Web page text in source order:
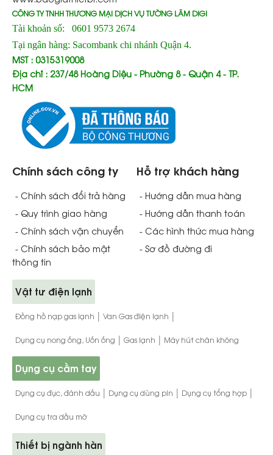
CÔNG TY TNHH THƯƠNG MẠI DỊCH VỤ TƯỜNG LÂM DIGI
Tài khoản số: 0601 9573 2674
Tại ngân hàng: Sacombank chi nhánh Quận 4.
MST : 0315319008
Địa chỉ : 237/48 Hoàng Diệu - Phường 8 - Quận 4 - TP.
HCM
Chính sách công ty
- Chính sách đổi trả hàng
- Quy trình giao hàng
- Chính sách vận chuyển
- Chính sách bảo mật
thông tin
Hỗ trợ khách hàng
- Hướng dẫn mua hàng
- Hướng dẫn thanh toán
- Các hình thức mua hàng
- Sơ đồ đường đi
Vật tư điện lạnh
Đồng hồ nạp gas lạnh | Van Gas điện lạnh |
Dụng cụ nong ống, Uốn ống | Gas lạnh | Máy hút chân không
Dụng cụ cầm tay
Dụng cụ đục, đánh dấu | Dụng cụ dùng pin | Dụng cụ tổng hợp |
Dụng cụ tra dầu mỡ
Thiết bị ngành hàn